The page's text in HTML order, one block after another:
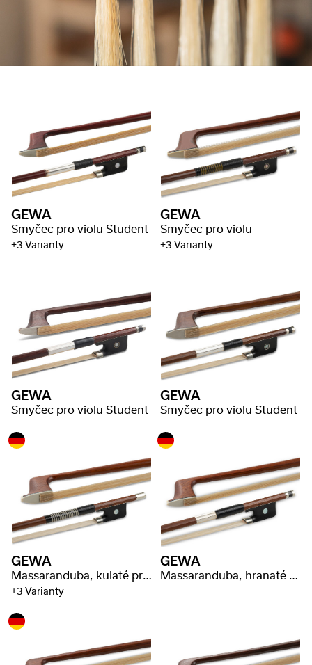
GEWA
Smyčec pro violu Student
+3 Varianty
GEWA
Smyčec pro violu
+3 Varianty
GEWA
Smyčec pro violu Student
GEWA
Smyčec pro violu Student
GEWA
Massaranduba, kulaté provedení
+3 Varianty
GEWA
Massaranduba, hranaté provedení, lepší kvalita